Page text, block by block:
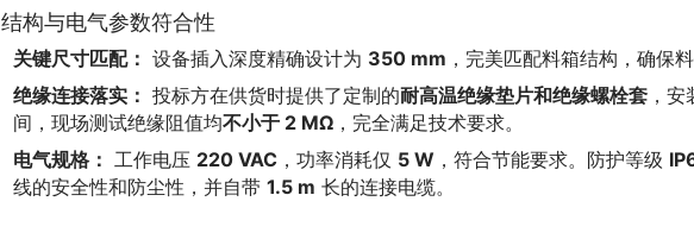
构与电气参数符合性
关键尺寸匹配： 设备插入深度精确设计为 350 mm ，完美匹配料箱结构，确保
绝缘连接落实： 投标方在供货时提供了定制的耐高温绝缘垫片和绝缘螺栓套 ，
间，现场测试绝缘阻值均不小于 2 MΩ ，完全满足技术要求。
电气规格： 工作电压 220 VAC ，功率消耗仅 5 W ，符合节能要求。防护等级
线的安全性和防尘性，并自带 1.5 m 长的连接电缆。